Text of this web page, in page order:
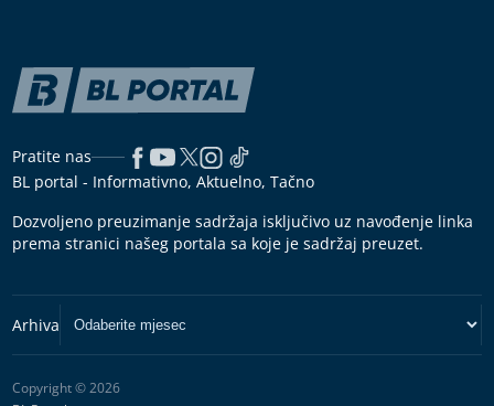
Pratite nas
BL portal - Informativno, Aktuelno, Tačno
Dozvoljeno preuzimanje sadržaja isključivo uz navođenje linka
prema stranici našeg portala sa koje je sadržaj preuzet.
Copyright © 2026